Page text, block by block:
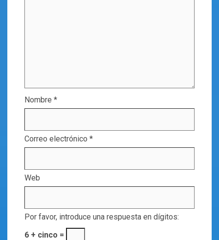
Nombre *
Correo electrónico *
Web
Por favor, introduce una respuesta en dígitos:
6 + cinco =